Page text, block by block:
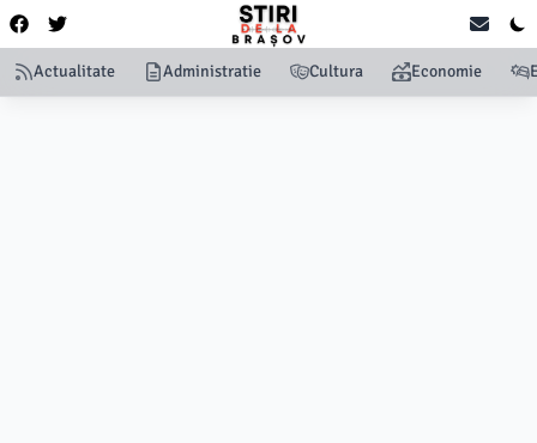
Actualitate Administratie Cultura Economie